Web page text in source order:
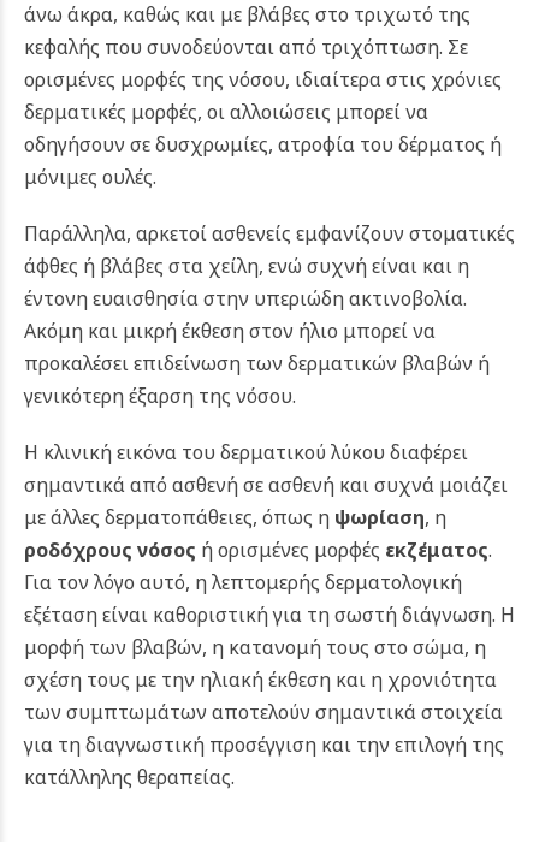
άνω άκρα, καθώς και με βλάβες στο τριχωτό της
κεφαλής που συνοδεύονται από τριχόπτωση. Σε
ορισμένες μορφές της νόσου, ιδιαίτερα στις χρόνιες
δερματικές μορφές, οι αλλοιώσεις μπορεί να
οδηγήσουν σε δυσχρωμίες, ατροφία του δέρματος ή
μόνιμες ουλές.
Παράλληλα, αρκετοί ασθενείς εμφανίζουν στοματικές
άφθες ή βλάβες στα χείλη, ενώ συχνή είναι και η
έντονη ευαισθησία στην υπεριώδη ακτινοβολία.
Ακόμη και μικρή έκθεση στον ήλιο μπορεί να
προκαλέσει επιδείνωση των δερματικών βλαβών ή
γενικότερη έξαρση της νόσου.
Η κλινική εικόνα του δερματικού λύκου διαφέρει
σημαντικά από ασθενή σε ασθενή και συχνά μοιάζει
με άλλες δερματοπάθειες, όπως η ψωρίαση, η
ροδόχρους νόσος ή ορισμένες μορφές εκζέματος.
Για τον λόγο αυτό, η λεπτομερής δερματολογική
εξέταση είναι καθοριστική για τη σωστή διάγνωση. Η
μορφή των βλαβών, η κατανομή τους στο σώμα, η
σχέση τους με την ηλιακή έκθεση και η χρονιότητα
των συμπτωμάτων αποτελούν σημαντικά στοιχεία
για τη διαγνωστική προσέγγιση και την επιλογή της
κατάλληλης θεραπείας.